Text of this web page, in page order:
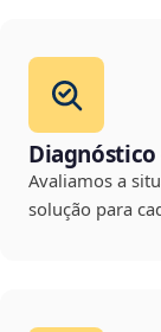
Avaliamos a
solução para